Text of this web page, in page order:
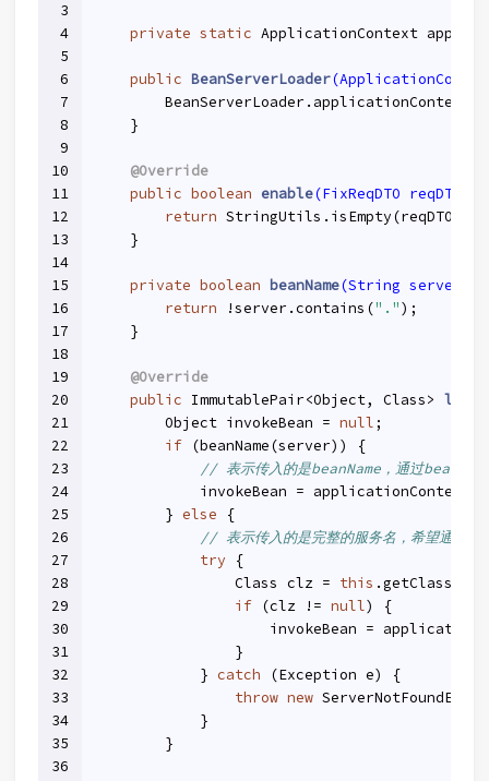
3
4
5
6
7
8
9
10
11
12
13
14
15
16
17
18
19
20
21
22
23
24
25
26
27
28
29
30
31
32
33
34
35
36
private static ApplicationContext
public BeanServerLoader
BeanServerLoader.applicationContext
    }
@Override
public boolean enable(FixReqDTO reqDTO)
return
    }
private boolean beanName(String server)
return !server.contains(".");
    }
@Override
public ImmutablePair<Object, Class>
        Object invokeBean =
null ;
if (beanName(server)) {
// 表示传入的是beanName，通过
invokeBean =
        }
else {
// 表示传入的是完整的服务名，希望通过
try {
                Class clz =
this
if (clz != null) {
invokeBean =
                }
            }
catch (Exception e) {
throw new
            }
        }